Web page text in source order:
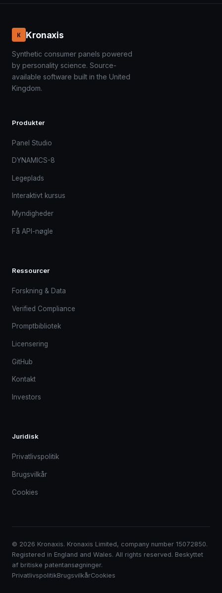
K Kronaxis
Synthetic consumer panels powered
by personality science. Source-
available software built in the United
Kingdom.
Produkter
Panel Studio
DYNAMICS-8
Legeplads
Interaktivt kursus
Myndigheder
Få API-nøgle
Ressourcer
Forskning & Data
Verified Compliance
Promptbibliotek
Licensering
GitHub
Kontakt
Investors
Juridisk
Privatlivspolitik
Brugsvilkår
Cookies
© 2026 Kronaxis. Kronaxis Limited, company number 15072850.
Registered in England and Wales. All rights reserved. Beskyttet
af britiske patentansøgninger.
PrivatlivspolitikBrugsvilkårCookies